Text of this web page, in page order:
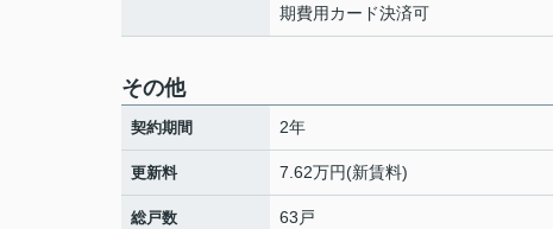
期費用カード決済可
その他
契約期間 2年
更新料 7.62万円(新賃料)
総戸数 63戸